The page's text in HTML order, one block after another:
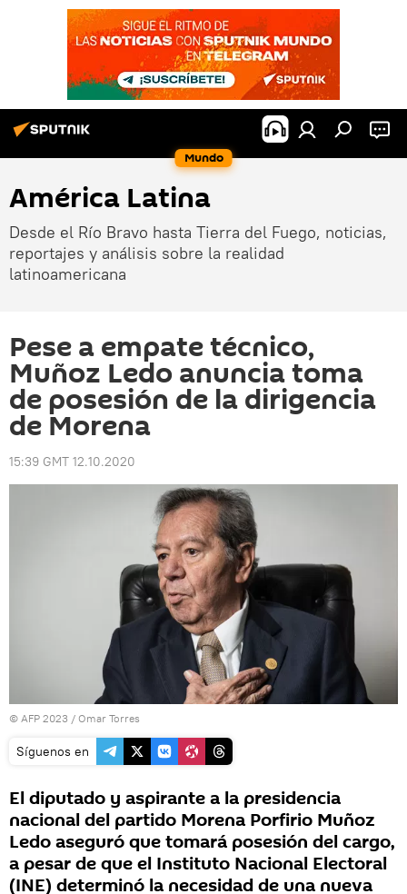
Mundo
América Latina
Desde el Río Bravo hasta Tierra del Fuego, noticias,
reportajes y análisis sobre la realidad
latinoamericana
Pese a empate técnico,
Muñoz Ledo anuncia toma
de posesión de la dirigencia
de Morena
15:39 GMT 12.10.2020
© AFP 2023 / Omar Torres
Síguenos en
El diputado y aspirante a la presidencia
nacional del partido Morena Porfirio Muñoz
Ledo aseguró que tomará posesión del cargo,
a pesar de que el Instituto Nacional Electoral
(INE) determinó la necesidad de una nueva